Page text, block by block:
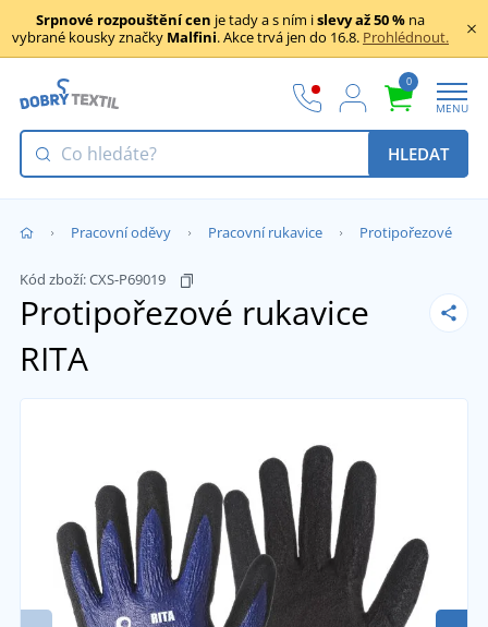
Srpnové rozpouštění cen je tady a s ním islevy až 50 % na
vybrané kousky značky Malfini. Akce trvá jen do 16.8. Prohlédnout.
0
MENU
HLEDAT
Pracovní oděvy Pracovní rukavice Protipořezové
Kód zboží:CXS-P69019
Protipořezové rukavice
RITA